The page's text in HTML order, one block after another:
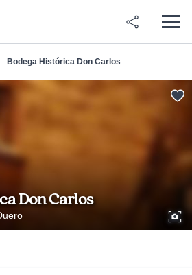
Bodega Histórica Don Carlos
Don Carlos